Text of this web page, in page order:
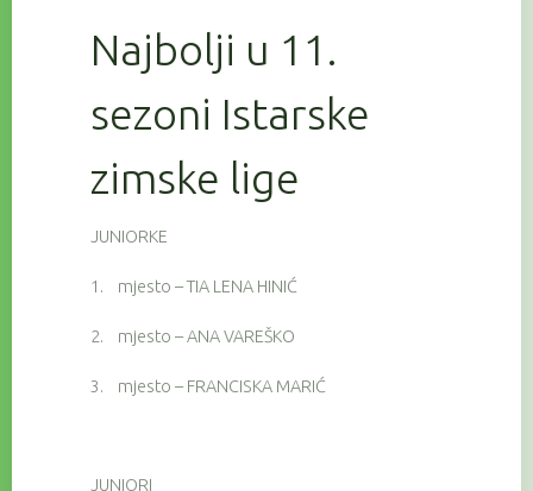
Najbolji u 11.
sezoni Istarske
zimske lige
JUNIORKE
1. mjesto – TIA LENA HINIĆ
2. mjesto – ANA VAREŠKO
3. mjesto – FRANCISKA MARIĆ
JUNIORI